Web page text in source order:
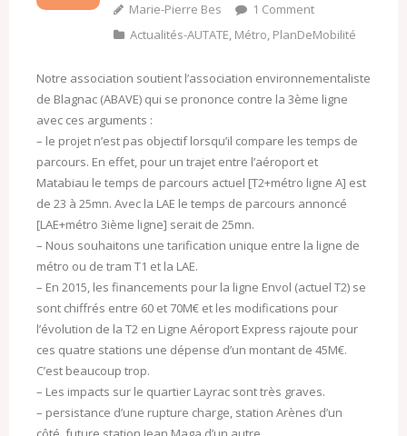
Marie-Pierre Bes 1 Comment
Actualités-AUTATE, Métro, PlanDeMobilité
Notre association soutient l’association environnementaliste
de Blagnac (ABAVE) qui se prononce contre la 3ème ligne
avec ces arguments :
– le projet n’est pas objectif lorsqu’il compare les temps de
parcours. En effet, pour un trajet entre l’aéroport et
Matabiau le temps de parcours actuel [T2+métro ligne A] est
de 23 à 25mn. Avec la LAE le temps de parcours annoncé
[LAE+métro 3ième ligne] serait de 25mn.
– Nous souhaitons une tarification unique entre la ligne de
métro ou de tram T1 et la LAE.
– En 2015, les financements pour la ligne Envol (actuel T2) se
sont chiffrés entre 60 et 70M€ et les modifications pour
l’évolution de la T2 en Ligne Aéroport Express rajoute pour
ces quatre stations une dépense d’un montant de 45M€.
C’est beaucoup trop.
– Les impacts sur le quartier Layrac sont très graves.
– persistance d’une rupture charge, station Arènes d’un